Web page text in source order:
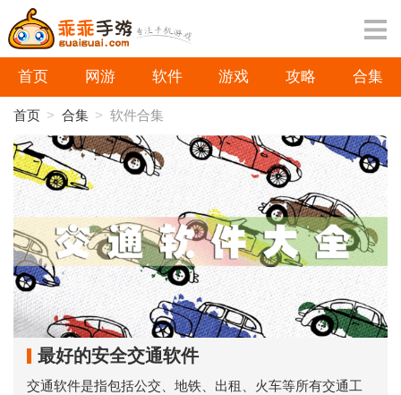
首页 网游 软件 游戏 攻略 合集
首页 > 合集 > 软件合集
最好的安全交通软件
交通软件是指包括公交、地铁、出租、火车等所有交通工